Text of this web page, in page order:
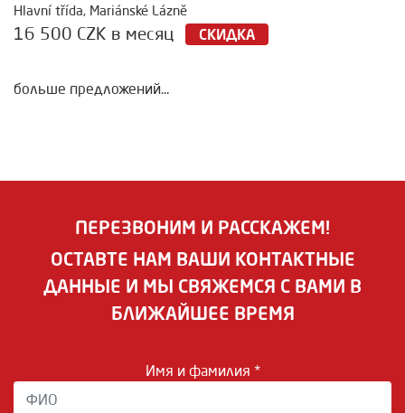
Hlavní třída, Mariánské Lázně
16 500 CZK в месяц СКИДКА
больше предложений...
ПЕРЕЗВОНИМ И РАССКАЖЕМ!
ОСТАВТЕ НАМ ВАШИ КОНТАКТНЫЕ
ДАННЫЕ И МЫ СВЯЖЕМСЯ С ВАМИ В
БЛИЖАЙШЕЕ ВРЕМЯ
Имя и фамилия *